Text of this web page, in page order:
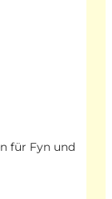
für Fyn und